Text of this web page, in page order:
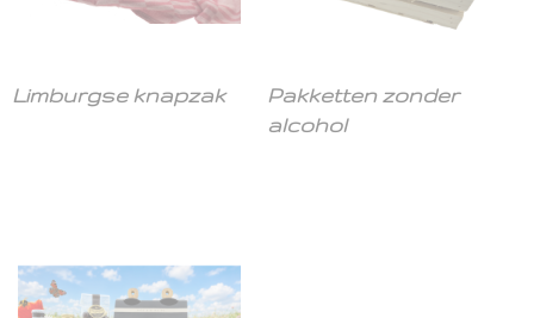
Limburgse knapzak
Pakketten zonder
alcohol